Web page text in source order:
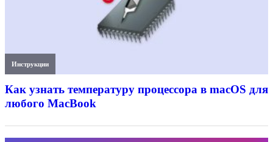
Инструкции
Как узнать температуру процессора в macOS для
любого MacBook